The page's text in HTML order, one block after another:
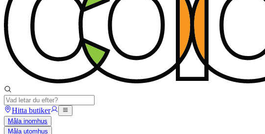
Hitta butiker
Måla inomhus
Måla utomhus